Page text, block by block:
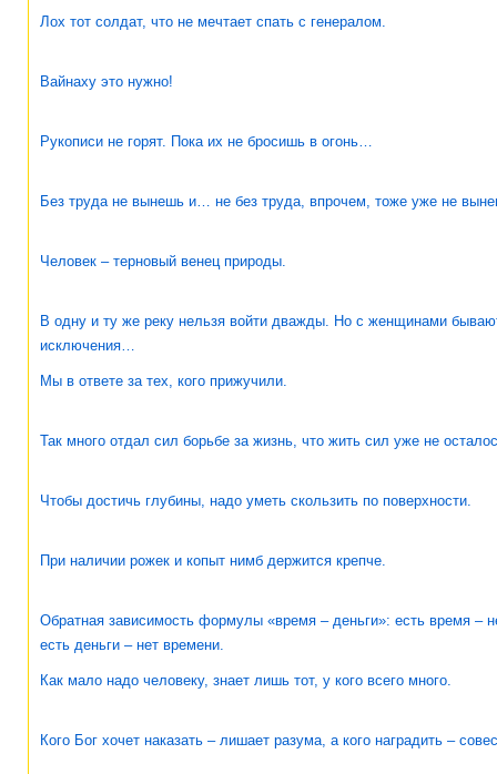
Лох тот солдат, что не мечтает спать с генералом.
Вайнаху это нужно!
Рукописи не горят. Пока их не бросишь в огонь…
Без труда не вынешь и… не без труда, впрочем, тоже уже не
Человек – терновый венец природы.
В одну и ту же реку нельзя войти дважды. Но с женщинами
исключения…
Мы в ответе за тех, кого прижучили.
Так много отдал сил борьбе за жизнь, что жить сил уже не
Чтобы достичь глубины, надо уметь скользить по поверхности.
При наличии рожек и копыт нимб держится крепче.
Обратная зависимость формулы «время – деньги»: есть время –
есть деньги – нет времени.
Как мало надо человеку, знает лишь тот, у кого всего много.
Кого Бог хочет наказать – лишает разума, а кого наградить –